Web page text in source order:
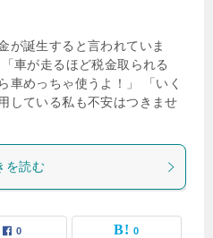
が誕生すると言われていま
車が走るほど税金取られる
車めっちゃ使うよ！」 「いく
している私も不安はつきませ
を読む
0 0